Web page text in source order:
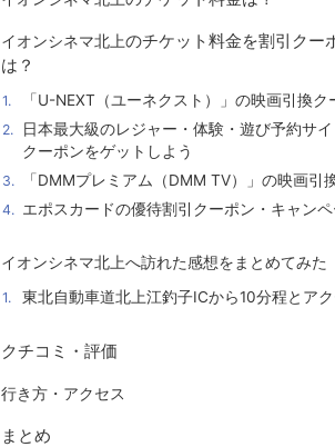
イオンシネマ北上のチケット料金を割引クー
は？
「U-NEXT（ユーネクスト）」の映画引換ク
日本最大級のレジャー・体験・遊び予約サイ
クーポンをゲットしよう
「DMMプレミアム（DMM TV）」の映画引
エポスカードの優待割引クーポン・キャン
イオンシネマ北上へ訪れた感想をまとめてみた
東北自動車道北上江釣子ICから10分程とア
クチコミ・評価
行き方・アクセス
まとめ